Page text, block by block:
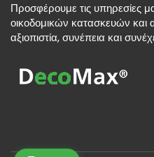
Προσφέρουμε τις υπηρεσίες
οικοδομικών κατασκευών και
αξιοπιστία, συνέπεια και